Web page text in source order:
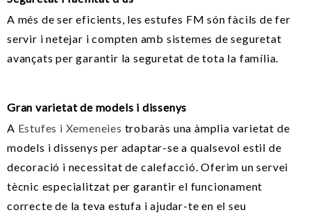
A més de ser eficients, les estufes FM són fàcils de fer
servir i netejar i compten amb sistemes de seguretat
avançats per garantir la seguretat de tota la família.
Gran varietat de models i dissenys
A Estufes i Xemeneies trobaràs una àmplia varietat de
models i dissenys per adaptar-se a qualsevol estil de
decoració i necessitat de calefacció. Oferim un servei
tècnic especialitzat per garantir el funcionament
correcte de la teva estufa i ajudar-te en el seu